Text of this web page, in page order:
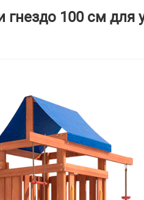
100 см для